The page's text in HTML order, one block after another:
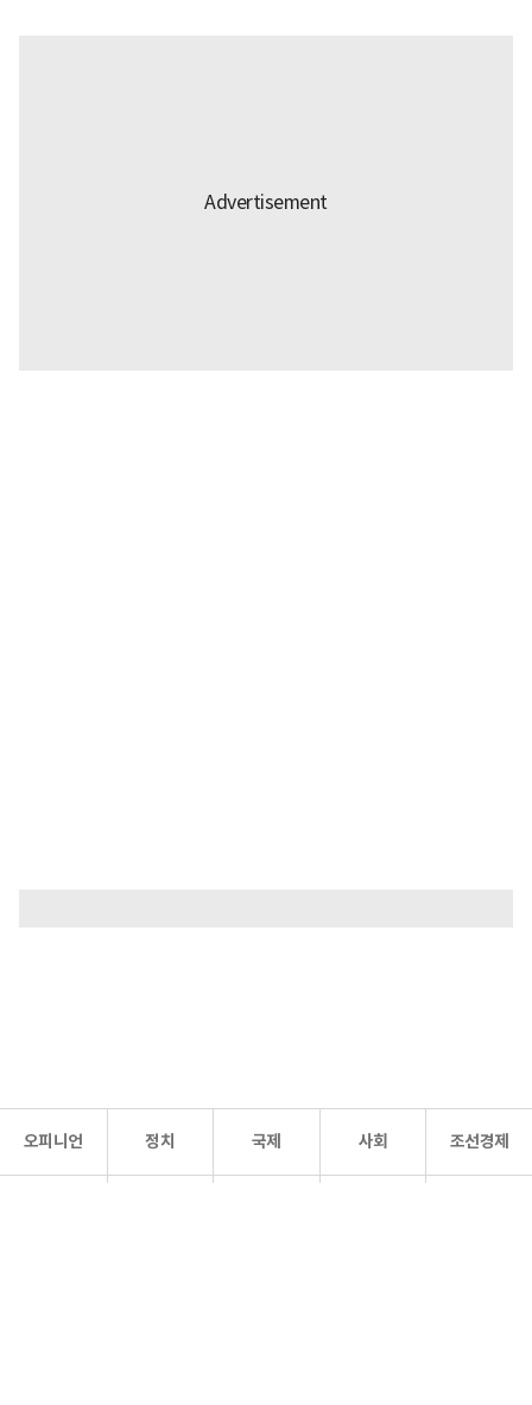
오피니언 정치 국제 사회 조선경제